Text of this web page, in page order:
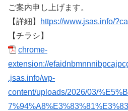
ご案内申し上げます。
【詳細】
https://www.jsas.info/
【チラシ】
chrome-
extension://
.jsas.info/wp-
content/uploads/2026/03/